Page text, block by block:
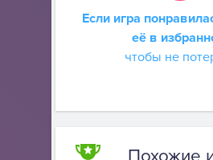
Если игра
её в
чтобы не